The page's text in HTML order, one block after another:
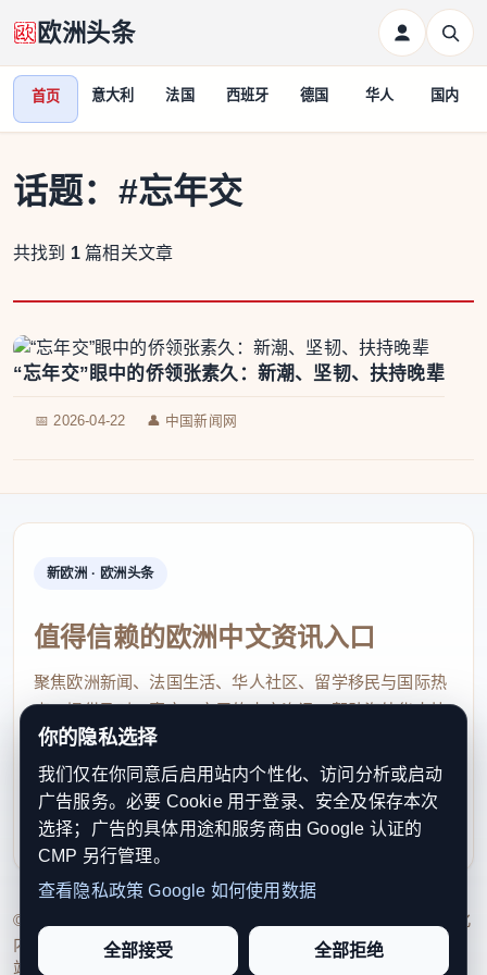
欧洲头条
首页 意大利 法国 西班牙 德国 华人 国内
话题： #忘年交
共找到 1 篇相关文章
“忘年交”眼中的侨领张素久：新潮、坚韧、扶持晚辈
📅 2026-04-22 👤 中国新闻网
新欧洲 · 欧洲头条
值得信赖的欧洲中文资讯入口
聚焦欧洲新闻、法国生活、华人社区、留学移民与国际热
点，提供及时、真实、实用的中文资讯，帮助海外华人快
速了解欧洲动态。
contact@xinouzhou.com
服务支持、版权与合作：工作日优先处理站务、投稿与权
利通知
© 2026 新欧洲·欧洲头条. All Rights Reserved. 本网站持续优化
内容透明度、联系方式与用户权利说明，以提升品牌信任感和
站点完整度。
你的隐私选择
我们仅在你同意后启用站内个性化、访问分析或启动
广告服务。必要 Cookie 用于登录、安全及保存本次
选择；广告的具体用途和服务商由 Google 认证的
CMP 另行管理。
查看隐私政策 Google 如何使用数据
全部接受 全部拒绝